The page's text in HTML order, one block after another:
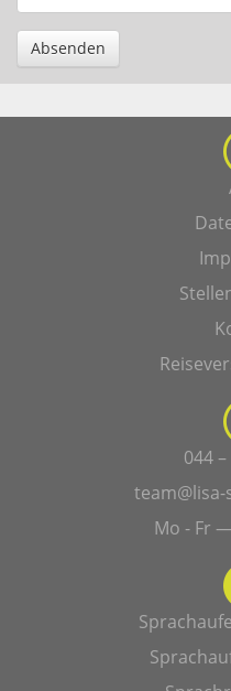
Absenden
044
Mo - Fr